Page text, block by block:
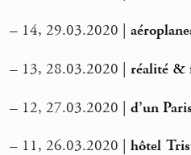
– 14, 29.03.2020 |
– 13, 28.03.2020 |réalité &
– 12, 27.03.2020 |d’un
– 11, 26.03.2020 |hôtel